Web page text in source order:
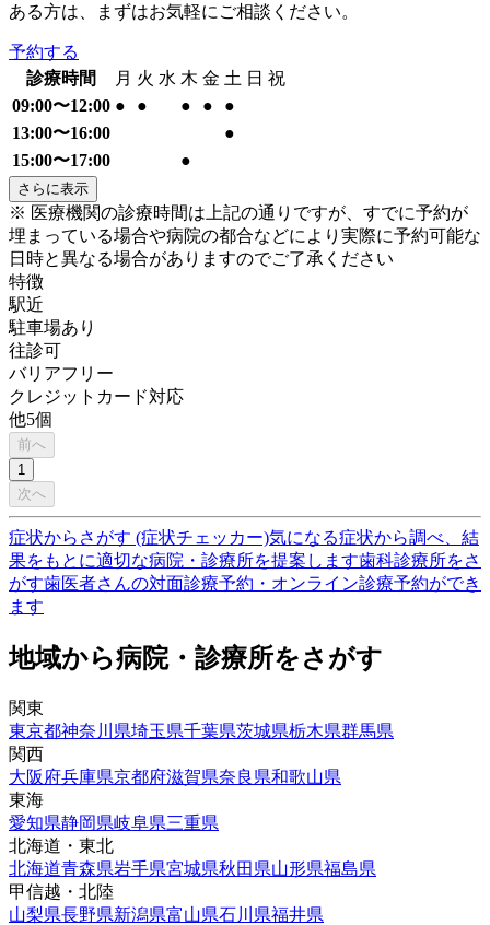
ある方は、まずはお気軽にご相談ください。
予約する
診療時間
月 火 水 木 金 土 日 祝
09:00〜12:00 ● ● ● ●
●
13:00〜16:00
●
15:00〜17:00
●
さらに表示
※ 医療機関の診療時間は上記の通りですが、すでに予約が
埋まっている場合や病院の都合などにより実際に予約可能な
日時と異なる場合がありますのでご了承ください
特徴
駅近
駐車場あり
往診可
バリアフリー
クレジットカード対応
他5個
前へ
1
次へ
症状からさがす (症状チェッカー)気になる症状から調べ、結
果をもとに適切な病院・診療所を提案します歯科診療所をさ
がす歯医者さんの対面診療予約・オンライン診療予約ができ
ます
地域から病院・診療所をさがす
関東
東京都神奈川県埼玉県千葉県茨城県栃木県群馬県
関西
大阪府兵庫県京都府滋賀県奈良県和歌山県
東海
愛知県静岡県岐阜県三重県
北海道・東北
北海道青森県岩手県宮城県秋田県山形県福島県
甲信越・北陸
山梨県長野県新潟県富山県石川県福井県